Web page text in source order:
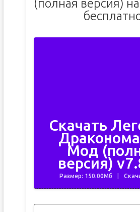
(полная версия)
Скачать
Мод
версия)
Размер: 150.00Мб